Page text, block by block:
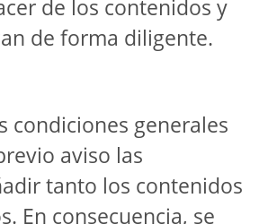
de los contenidos y
de forma diligente.
condiciones generales
aviso las
tanto los contenidos
En consecuencia, se